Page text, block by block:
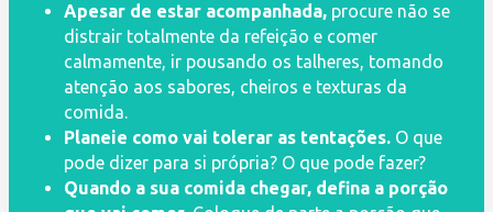
Apesar de estar acompanhada, procure não se
distrair totalmente da refeição e comer
calmamente, ir pousando os talheres, tomando
atenção aos sabores, cheiros e texturas da
comida.
Planeie como vai tolerar as tentações. O que
pode dizer para si própria? O que pode fazer?
Quando a sua comida chegar, defina a porção